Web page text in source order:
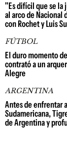
"Es difícil que se la
al arco de
con Rochet y Luis
FÚTBOL
El duro momento
contrató a un
Alegre
ARGENTINA
Antes de enfrentar
Sudamericana,
de Argentina y